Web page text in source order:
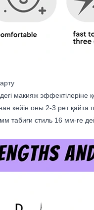
макияж
кейін оны 2-3 рет қайта
табиғи стиль 16 мм-ге